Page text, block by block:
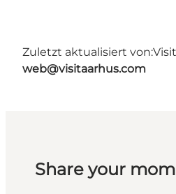
Zuletzt aktualisiert von:
web@visitaarhus.com
Share your